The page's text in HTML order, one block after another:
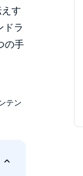
す
ドラ
の手
テン